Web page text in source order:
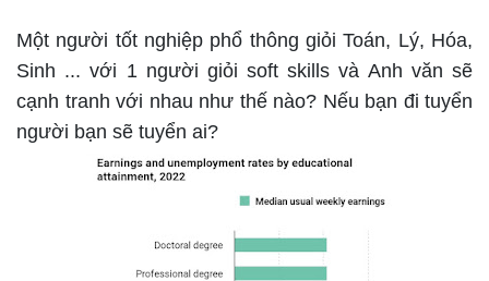
Một người tốt nghiệp phổ thông giỏi Toán, Lý, Hóa,
Sinh ... với 1 người giỏi soft skills và Anh văn sẽ
cạnh tranh với nhau như thế nào? Nếu bạn đi tuyển
người bạn sẽ tuyển ai?